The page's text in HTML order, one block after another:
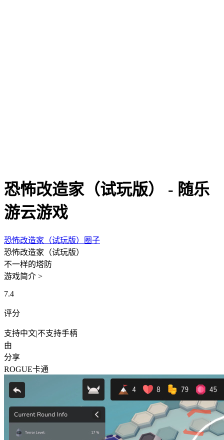
恐怖改造家（试玩版） - 随乐
游云游戏
恐怖改造家（试玩版）圈子
恐怖改造家（试玩版）
不一样的塔防
游戏简介 >
7.4
评分
支持中文|不支持手柄
由
分享
ROGUE卡通